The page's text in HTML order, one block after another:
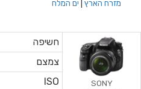
מזרח הארץ
ים המלח
חשיפה
צמצם
ISO
SONY